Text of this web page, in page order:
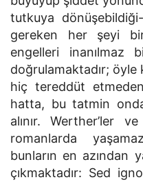
tutkuya
gereken her şeyi bir
engelleri inanılmaz
doğrulamaktadır;
hiç tereddüt
hatta, bu tatmin
alınır. Werther’ler
romanlarda
bunların en azından
çıkmaktadır: Sed